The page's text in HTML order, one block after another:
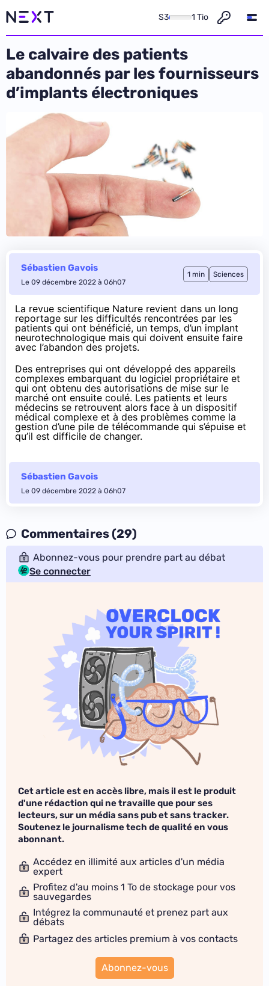
S3 1 Tio
Le calvaire des patients
abandonnés par les fournisseurs
d’implants électroniques
Sébastien Gavois
Le 09 décembre 2022 à 06h07
1 min Sciences
La revue scientifique Nature revient dans un long
reportage sur les difficultés rencontrées par les
patients qui ont bénéficié, un temps, d’un implant
neurotechnologique mais qui doivent ensuite faire
avec l’abandon des projets.
Des entreprises qui ont développé des appareils
complexes embarquant du logiciel propriétaire et
qui ont obtenu des autorisations de mise sur le
marché ont ensuite coulé. Les patients et leurs
médecins se retrouvent alors face à un dispositif
médical complexe et à des problèmes comme la
gestion d’une pile de télécommande qui s’épuise et
qu’il est difficile de changer.
Sébastien Gavois
Le 09 décembre 2022 à 06h07
Commentaires (29)
Abonnez-vous pour prendre part au débat
Se connecter
Cet article est en accès libre, mais il est le produit
d'une rédaction qui ne travaille que pour ses
lecteurs, sur un média sans pub et sans tracker.
Soutenez le journalisme tech de qualité en vous
abonnant.
Accédez en illimité aux articles d'un média
expert
Profitez d'au moins 1 To de stockage pour vos
sauvegardes
Intégrez la communauté et prenez part aux
débats
Partagez des articles premium à vos contacts
Abonnez-vous